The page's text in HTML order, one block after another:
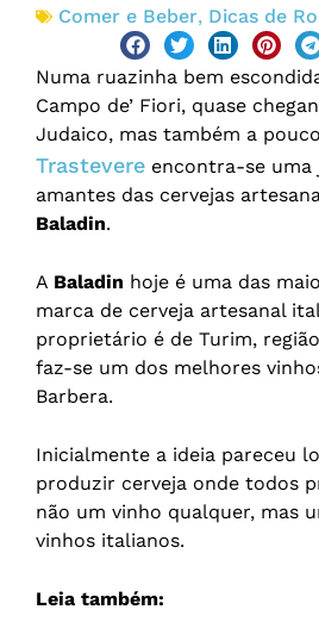
Comer e Beber, Dicas de
Numa ruazinha bem
Campo de’ Fiori, quase
Judaico, mas também a
Trastevere encontra-se uma
amantes das cervejas
Baladin.
A Baladin hoje é uma das
marca de cerveja artesanal
proprietário é de Turim,
faz-se um dos melhores
Barbera.
Inicialmente a ideia pareceu
produzir cerveja onde todos
não um vinho qualquer, mas
vinhos italianos.
Leia também: